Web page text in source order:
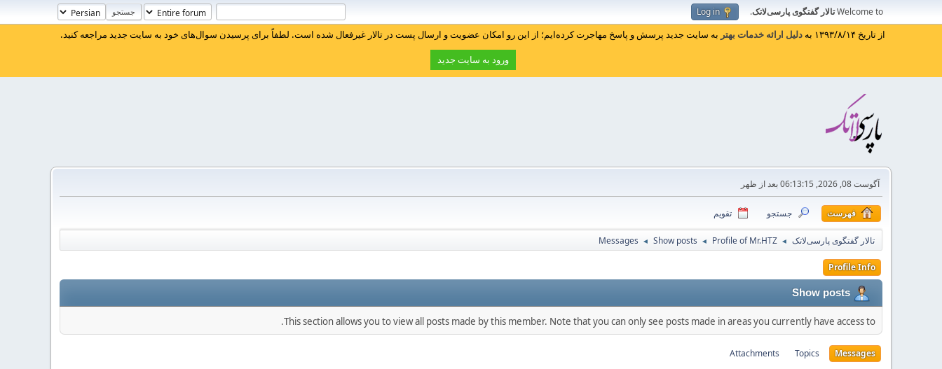
Welcome toتالار گفتگوی پارسی‌لاتک.
Log in
از تاریخ ۱۳۹۳/۸/۱۴ به دلیل ارائه خدمات بهتر به سایت جدید پرسش و پاسخ مهاجرت کرده‌ایم؛ از این رو امکان عضویت و ارسال پست در تالار غیرفعال شده است. لطفاً برای پرسیدن سوال‌های خود به سایت جدید مراجعه کنید.
ورود به سایت جدید
آگوست 08, 2026, 06:13:15 بعد از ظهر
فهرست جستجو تقویم
تالار گفتگوی پارسی‌لاتک ◄
Profile of Mr.HTZ
◄
Show posts
◄
Messages
Profile Info
Show posts
This section allows you to view all posts made by this member. Note that you can only see posts made in areas you currently have access to.
Messages
Topics
Attachments